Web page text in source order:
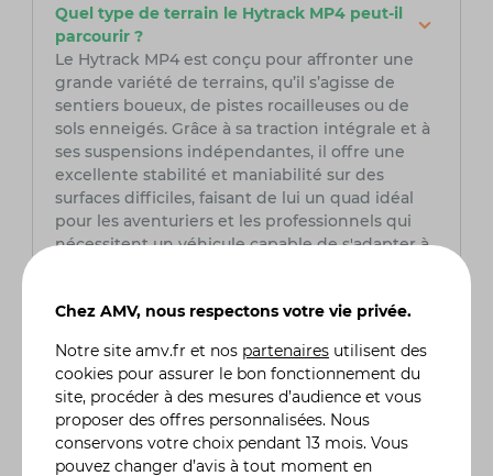
Quel type de terrain le Hytrack MP4 peut-il
parcourir ?
Le Hytrack MP4 est conçu pour affronter une
grande variété de terrains, qu’il s’agisse de
sentiers boueux, de pistes rocailleuses ou de
sols enneigés. Grâce à sa traction intégrale et à
ses suspensions indépendantes, il offre une
excellente stabilité et maniabilité sur des
surfaces difficiles, faisant de lui un quad idéal
pour les aventuriers et les professionnels qui
nécessitent un véhicule capable de s'adapter à
Le Hytrack MP4 est-il adapté aux débutants
?
Oui, le Hytrack MP4 est adapté aux débutants
grâce à son confort de conduite et à ses
caractéristiques de sécurité avancées. La
position ergonomique de la selle et les
commandes intuitives rendent sa conduite
Chez AMV, nous respectons votre vie privée.
Notre site amv.fr et nos partenaires utilisent des
cookies pour assurer le bon fonctionnement du
site, procéder à des mesures d’audience et vous
proposer des offres personnalisées. Nous
conservons votre choix pendant 13 mois. Vous
pouvez changer d’avis à tout moment en